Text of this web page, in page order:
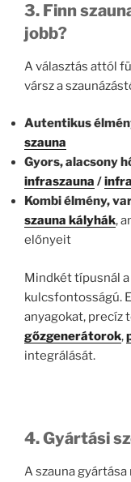
3. Finn
jobb?
A választás attól
vársz a
Autentikus
szauna
Gyors, alacsony
infraszauna /
Kombi élmény,
szauna kályhák,
előnyeit
Mindkét típusnál
kulcsfontosságú.
anyagokat, precíz
gőzgenerátorok,
integrálását.
4. Gyártási
A szauna